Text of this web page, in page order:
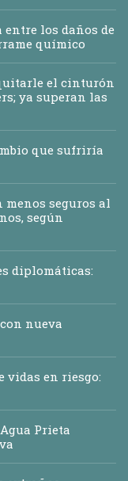
los daños de
químico
el cinturón
ya superan las
que sufriría
seguros al
según
diplomáticas:
nueva
vidas en riesgo:
Prieta